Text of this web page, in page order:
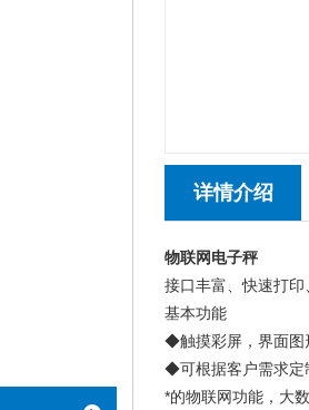
详情介绍
物联网电子秤
接口丰富、快速打
基本功能
◆触摸彩屏，界面图
◆可根据客户需求定
*的物联网功能，大